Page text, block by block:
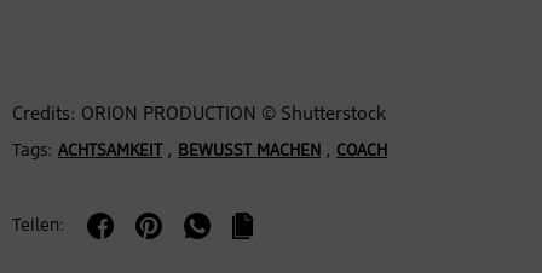
Credits: ORION PRODUCTION © Shutterstock
Tags: ACHTSAMKEIT, BEWUSST MACHEN , COACH
Teilen: